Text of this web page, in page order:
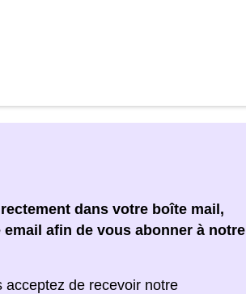
dans votre boîte mail,
afin de vous abonner à notre
acceptez de recevoir notre